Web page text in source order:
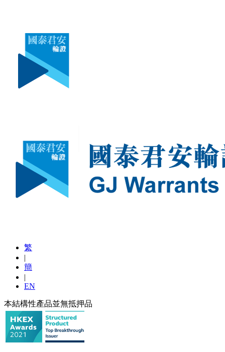
繁
|
簡
|
EN
本結構性產品並無抵押品